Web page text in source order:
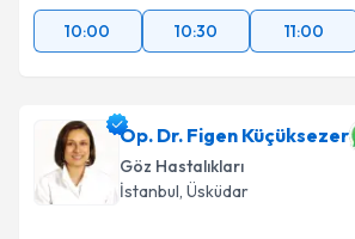
10:00
10:30 11:00
Op. Dr. Figen Küçüksezer
Göz Hastalıkları
İstanbul, Üsküdar